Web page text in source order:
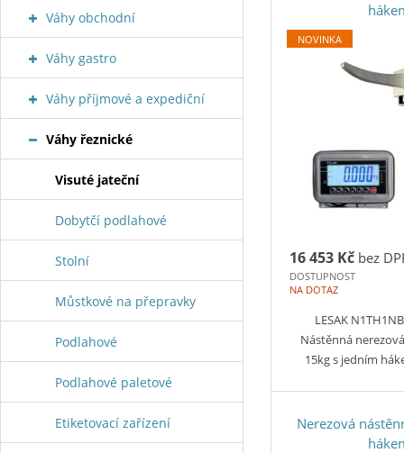
16 453 Kč bez
DOSTUPNOST
NA DOTAZ
LESAK
Nástěnná
15kg s jedním
NOVINKA
Nerezová
Váhy obchodní
Váhy gastro
Váhy příjmové a expediční
Váhy řeznické
Visuté jateční
Dobytčí podlahové
Stolní
Můstkové na přepravky
Podlahové
Podlahové paletové
Etiketovací zařízení